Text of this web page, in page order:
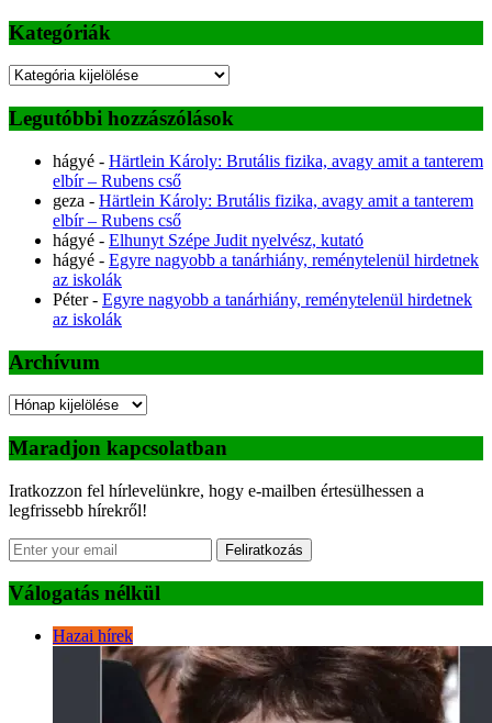
Kategóriák
Kategóriák
Legutóbbi hozzászólások
hágyé - Härtlein Károly: Brutális fizika, avagy amit a tanterem
elbír – Rubens cső
geza - Härtlein Károly: Brutális fizika, avagy amit a tanterem
elbír – Rubens cső
hágyé - Elhunyt Szépe Judit nyelvész, kutató
hágyé - Egyre nagyobb a tanárhiány, reménytelenül hirdetnek
az iskolák
Péter- Egyre nagyobb a tanárhiány, reménytelenül hirdetnek
az iskolák
Archívum
Archívum
Maradjon kapcsolatban
Iratkozzon fel hírlevelünkre, hogy e-mailben értesülhessen a
legfrissebb hírekről!
Feliratkozás
Válogatás nélkül
Hazai hírek